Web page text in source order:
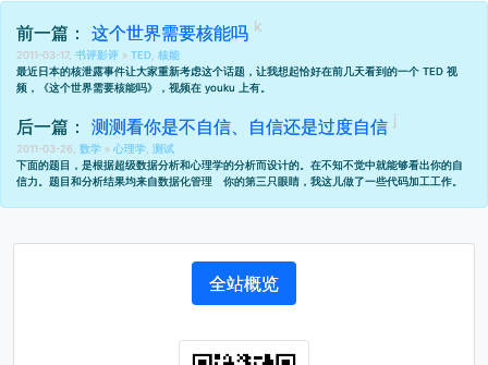
前一篇： 这个世界需要核能吗
2011-03-17, 书评影评 » TED 核能
最近日本的核泄露事件让大家重新考虑这个话题，让我想起恰好在前几天看到的一个 TED 视
频，《这个世界需要核能吗》， 视频在 youku 上有
后一篇： 测测看你是不自信、自信还是过度自信
2011-03-26, 数学 » 心理学 测试
下面的题目，是根据超级数据分析和心理学的分析而设计的。在不知不觉中就能够看出你的自
信力。题目和分析结果均来自数据化管理 你的第三只眼睛 ，我这儿做了一些代码加工工作。
全站概览